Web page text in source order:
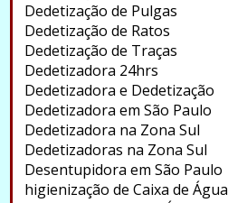
Dedetização de Pulgas
Dedetização de Ratos
Dedetização de Traças
Dedetizadora 24hrs
Dedetizadora e Dedetização
Dedetizadora em São Paulo
Dedetizadora na Zona Sul
Dedetizadoras na Zona Sul
Desentupidora em São Paulo
higienização de Caixa de Água